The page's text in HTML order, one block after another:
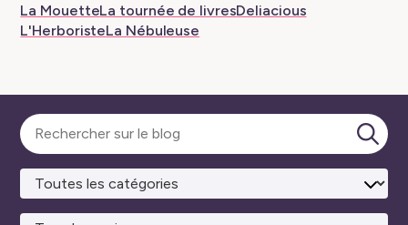
La MouetteLa tournée de livresDeliacious
L'HerboristeLa Nébuleuse
la
Sélectionner
une